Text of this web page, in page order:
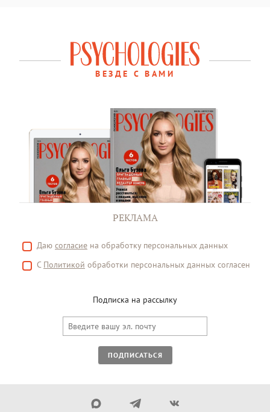
ВЕЗДЕ С ВАМИ
РЕКЛАМА
Даю согласие на обработку персональных данных
С Политикой обработки персональных данных согласен
Подписка на рассылку
ПОДПИСАТЬСЯ